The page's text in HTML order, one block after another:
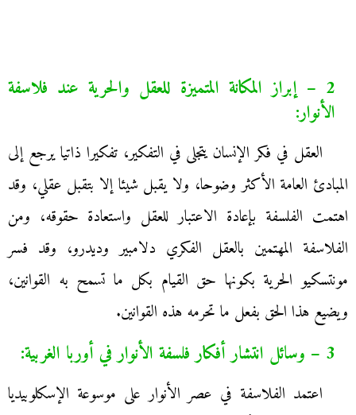
2 – إبراز المكانة المتميزة للعقل والحرية عند فلاسفة
الأنوار:
العقل في فكر الإنسان يتجلى في التفكير، تفكيرا ذاتيا يرجع إلى
المبادئ العامة الأكثر وضوحا، ولا يقبل شيئا إلا بتقبل عقلي، وقد
اهتمت الفلسفة بإعادة الاعتبار للعقل واستعادة حقوقه، ومن
الفلاسفة المهتمين بالعقل الفكري دلامبير وديدرو، وقد فسر
مونتسكيو الحرية بكونها حق القيام بكل ما تسمح به القوانين،
ويضيع هذا الحق بفعل ما تحرمه هذه القوانين.
3 – وسائل انتشار أفكار فلسفة الأنوار في أوربا الغربية:
اعتمد الفلاسفة في عصر الأنوار على موسوعة الإسكلوبيديا